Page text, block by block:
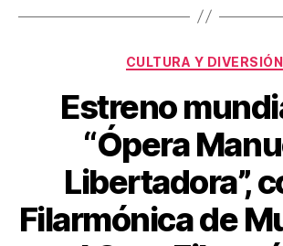
Categorías
CULTURA Y DIVERSIÓN
Estreno
“Ópera
Libertadora”,
Filarmónica de